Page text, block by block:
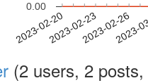
2023-02-202023-02-232023-02-26
2023-
0.00
(2 users, 2